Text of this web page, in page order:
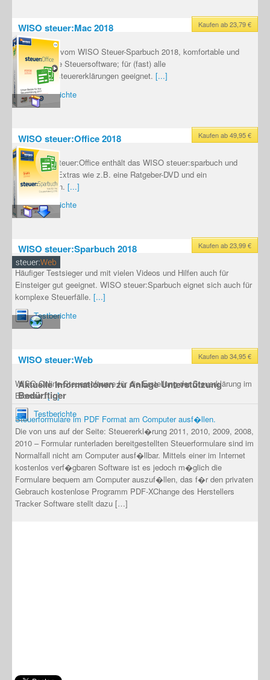
Kaufen ab 23,79 €
WISO steuer:Mac 2018
Mac-Version vom WISO Steuer-Sparbuch 2018, komfortable und
umfangreiche Steuersoftware; für (fast) alle
Einkommensteuererklärungen geeignet. [...]
Testberichte
Kaufen ab 49,95 €
WISO steuer:Office 2018
Das WISO steuer:Office enthält das WISO steuer:sparbuch und
zusätzliche Extras wie z.B. eine Ratgeber-DVD und ein
Steuerlexikon. [...]
Testberichte
Kaufen ab 23,99 €
WISO steuer:Sparbuch 2018
Häufiger Testsieger und mit vielen Videos und Hilfen auch für
Einsteiger gut geeignet. WISO steuer:Sparbuch eignet sich auch für
komplexe Steuerfälle. [...]
Testberichte
Kaufen ab 34,95 €
WISO steuer:Web
WISO Online-Steuersoftware für die Erstellung der Steuerklärung im
Browser.[...]
Testberichte
Aktuelle Informationen zu Anlage Unterstützung
Bedürftiger
Steuerformulare im PDF Format am Computer ausf�llen.
Die von uns auf der Seite: Steuererkl�rung 2011, 2010, 2009, 2008,
2010 – Formular runterladen bereitgestellten Steuerformulare sind im
Normalfall nicht am Computer ausf�llbar. Mittels einer im Internet
kostenlos verf�gbaren Software ist es jedoch m�glich die
Formulare bequem am Computer auszuf�llen, das f�r den privaten
Gebrauch kostenlose Programm PDF-XChange des Herstellers
Tracker Software stellt dazu […]